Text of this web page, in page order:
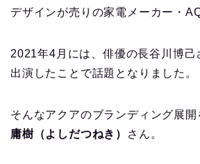
デザインが売りの家電メーカー・
2021年4月には、俳優の長谷川博己
出演したことで話題となりました。
そんなアクアのブランディング展開
庸樹（よしだつねき）
さん。